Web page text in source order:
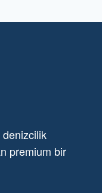
denizcilik
premium bir